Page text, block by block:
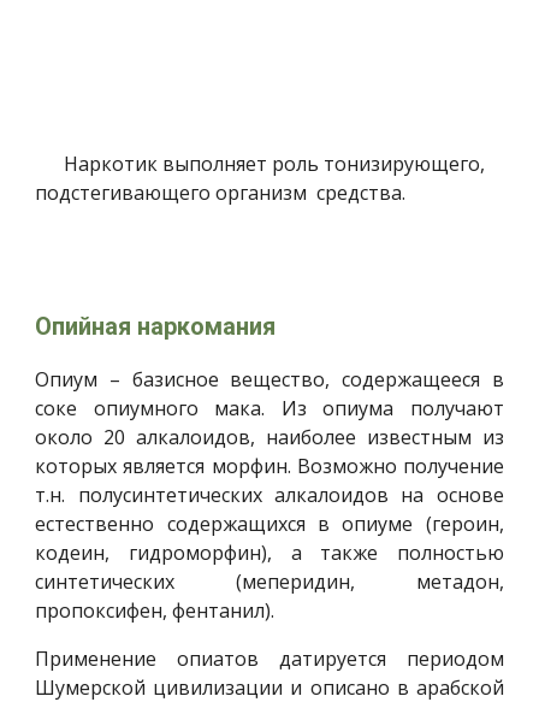
подстегивающего организм  средства.
Опийная наркомания
Опиум – базисное вещество, содержащееся в
соке опиумного мака. Из опиума получают
около 20 алкалоидов, наиболее известным из
которых является морфин. Возможно получение
т.н. полусинтетических алкалоидов на основе
естественно содержащихся в опиуме (героин,
кодеин, гидроморфин), а также полностью
синтетических (меперидин, метадон,
пропоксифен, фентанил).
Применение опиатов датируется периодом
Шумерской цивилизации и описано в арабской